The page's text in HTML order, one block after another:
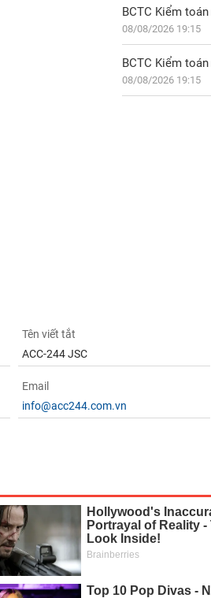
BCTC Kiểm
08/08/2026 19:15
BCTC Kiểm
08/08/2026 19:15
Tên viết tắt
ACC-244 JSC
Email
info@acc244.com.vn